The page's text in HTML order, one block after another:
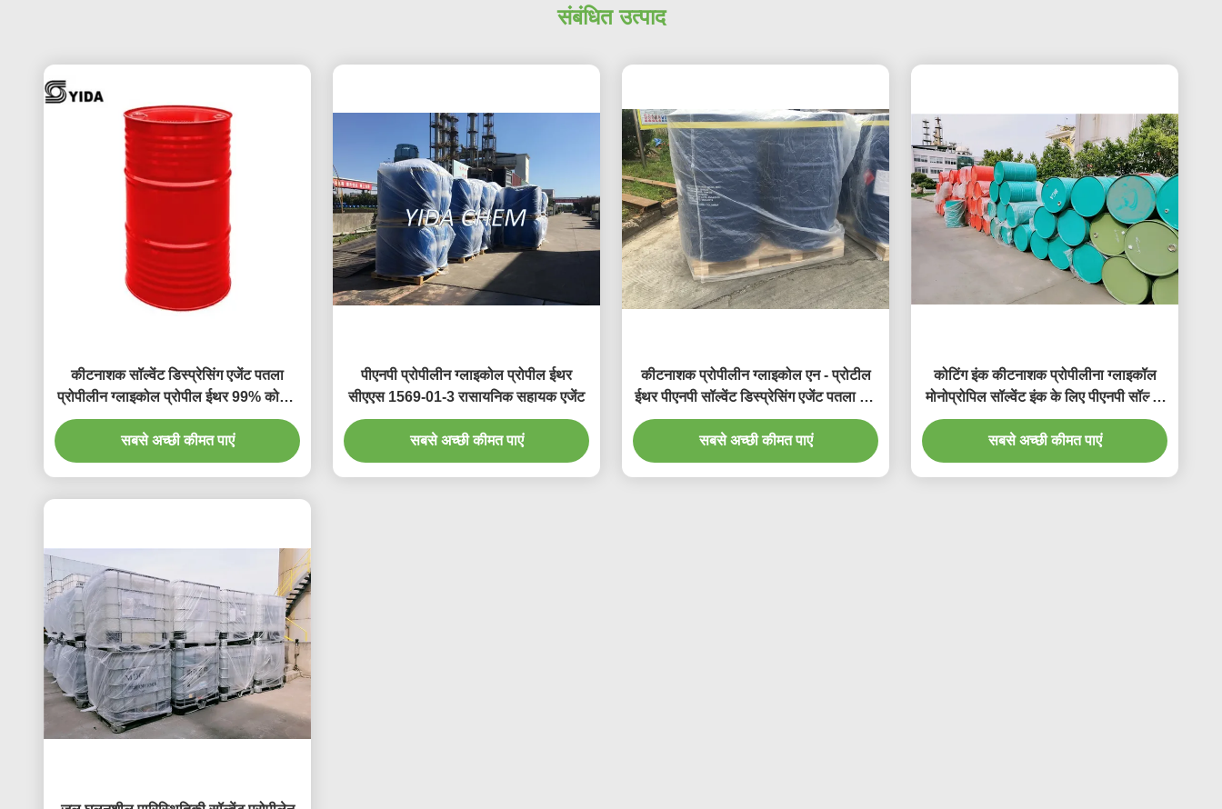
संबंधित उत्पाद
कीटनाशक सॉल्वेंट डिस्प्रेसिंग एजेंट पतला
प्रोपीलीन ग्लाइकोल प्रोपील ईथर 99% कोटिंग
इंक के लिए
सबसे अच्छी कीमत पाएं
पीएनपी प्रोपीलीन ग्लाइकोल प्रोपील ईथर
सीएएस 1569-01-3 रासायनिक सहायक एजेंट
सबसे अच्छी कीमत पाएं
कीटनाशक प्रोपीलीन ग्लाइकोल एन - प्रोटील
ईथर पीएनपी सॉल्वेंट डिस्प्रेसिंग एजेंट पतला इंक
के लिए पतला
सबसे अच्छी कीमत पाएं
कोटिंग इंक कीटनाशक प्रोपीलीना ग्लाइकॉल
मोनोप्रोपिल सॉल्वेंट इंक के लिए पीएनपी सॉल्वेंट
डिसर्सिंग एजेंट थर्मल
सबसे अच्छी कीमत पाएं